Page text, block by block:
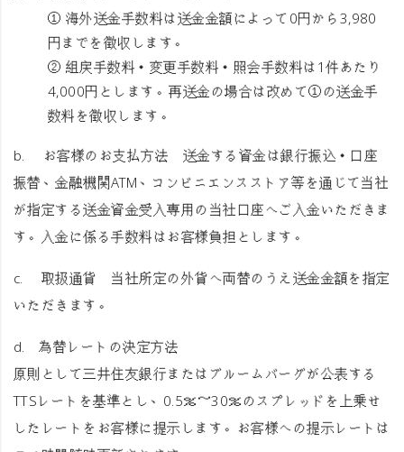
① 海外送金手数料は送金金額によって0円から3,980
円までを徴収します。
② 組戻手数料・変更手数料・照会手数料は1件あたり
4,000円とします。再送金の場合は改めて①の送金手
数料を徴収します。
b. お客様のお支払方法 送金する資金は銀行振込・口座
振替、金融機関ATM、コンビニエンスストア等を通じて当社
が指定する送金資金受入専用の当社口座へご入金いただきま
す。入金に係る手数料はお客様負担とします。
c. 取扱通貨 当社所定の外貨へ両替のうえ送金金額を指定
いただきます。
d.為替レートの決定方法
原則として三井住友銀行またはブルームバーグが公表する
TTSレートを基準とし、0.5％～30％のスプレッドを上乗せ
したレートをお客様に提示します。お客様への提示レートは